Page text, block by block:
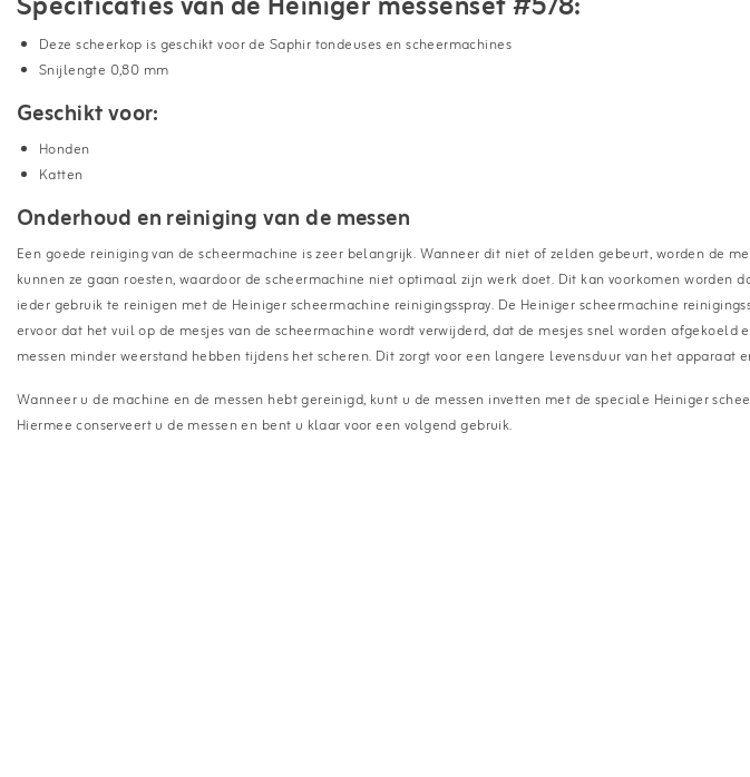
Deze scheerkop is geschikt voor de Saphir tondeuses en scheermachines
Snijlengte 0,80 mm
Geschikt voor:
Honden
Katten
Onderhoud en reiniging van de messen
Een goede reiniging van de scheermachine is zeer belangrijk. Wanneer dit niet of zelden gebeurt, worden de
kunnen ze gaan roesten, waardoor de scheermachine niet optimaal zijn werk doet. Dit kan voorkomen worden
ieder gebruik te reinigen met de Heiniger scheermachine reinigingsspray. De Heiniger scheermachine
ervoor dat het vuil op de mesjes van de scheermachine wordt verwijderd, dat de mesjes snel worden afgekoeld
messen minder weerstand hebben tijdens het scheren. Dit zorgt voor een langere levensduur van het apparaat
Wanneer u de machine en de messen hebt gereinigd, kunt u de messen invetten met de speciale Heiniger
Hiermee conserveert u de messen en bent u klaar voor een volgend gebruik.